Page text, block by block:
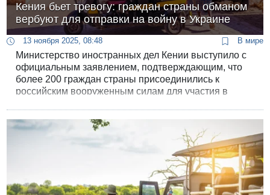
Кения бьет тревогу: граждан страны обманом
вербуют для отправки на войну в Украине
13 ноября 2025, 08:48 В мире
Министерство иностранных дел Кении выступило с
официальным заявлением, подтверждающим, что
более 200 граждан страны присоединились к
российским вооруженным силам для участия в
действовать как в Кении, так и на территории
России, заманивая новых рекрутов.